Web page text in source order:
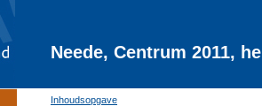
Neede, Centrum 2011,
Inhoudsopgave